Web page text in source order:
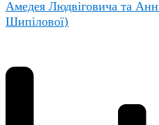
Амедея Людвіговича та
Шипілової)